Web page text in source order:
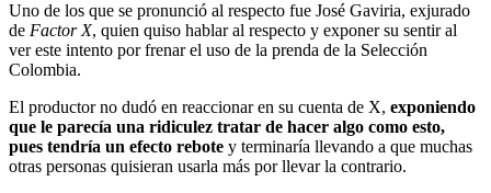
Uno de los que se pronunció al respecto fue José Gaviria, exjurado
de Factor X, quien quiso hablar al respecto y exponer su sentir al
ver este intento por frenar el uso de la prenda de la Selección
Colombia.
El productor no dudó en reaccionar en su cuenta de X, exponiendo
que le parecía una ridiculez tratar de hacer algo como esto,
pues tendría un efecto rebote y terminaría llevando a que muchas
otras personas quisieran usarla más por llevar la contrario.